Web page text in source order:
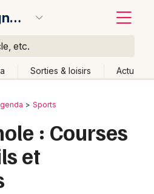
Champagnole
etc.
Sorties & loisirs Actu
Sports
: Courses
et
Changer de lieu
Ce week-end